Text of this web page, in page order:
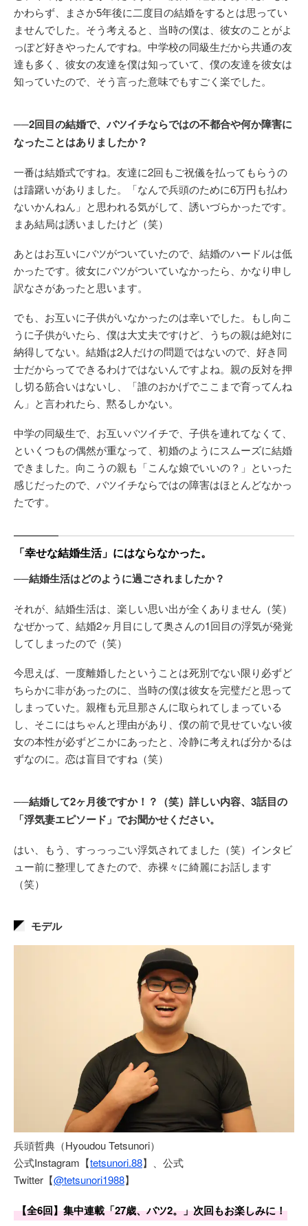
かわらず、まさか5年後に二度目の結婚をするとは思ってい
ませんでした。そう考えると、当時の僕は、彼女のことがよ
っぽど好きやったんですね。中学校の同級生だから共通の友
達も多く、彼女の友達を僕は知っていて、僕の友達を彼女は
知っていたので、そう言った意味でもすごく楽でした。
──2回目の結婚で、バツイチならではの不都合や何か障害に
なったことはありましたか？
一番は結婚式ですね。友達に2回もご祝儀を払ってもらうの
は躊躇いがありました。「なんで兵頭のために6万円も払わ
ないかんねん」と思われる気がして、誘いづらかったです。
まあ結局は誘いましたけど（笑）
あとはお互いにバツがついていたので、結婚のハードルは低
かったです。彼女にバツがついていなかったら、かなり申し
訳なさがあったと思います。
でも、お互いに子供がいなかったのは幸いでした。もし向こ
うに子供がいたら、僕は大丈夫ですけど、うちの親は絶対に
納得してない。結婚は2人だけの問題ではないので、好き同
士だからってできるわけではないんですよね。親の反対を押
し切る筋合いはないし、「誰のおかげでここまで育ってんね
ん」と言われたら、黙るしかない。
中学の同級生で、お互いバツイチで、子供を連れてなくて、
といくつもの偶然が重なって、初婚のようにスムーズに結婚
できました。向こうの親も「こんな娘でいいの？」といった
感じだったので、バツイチならではの障害はほとんどなかっ
たです。
「幸せな結婚生活」にはならなかった。
──結婚生活はどのように過ごされましたか？
それが、結婚生活は、楽しい思い出が全くありません（笑）
なぜかって、結婚2ヶ月目にして奥さんの1回目の浮気が発覚
してしまったので（笑）
今思えば、一度離婚したということは死別でない限り必ずど
ちらかに非があったのに、当時の僕は彼女を完璧だと思って
しまっていた。親権も元旦那さんに取られてしまっている
し、そこにはちゃんと理由があり、僕の前で見せていない彼
女の本性が必ずどこかにあったと、冷静に考えれば分かるは
ずなのに。恋は盲目ですね（笑）
──結婚して2ヶ月後ですか！？（笑）詳しい内容、3話目の
「浮気妻エピソード」でお聞かせください。
はい、もう、すっっっごい浮気されてました（笑）インタビ
ュー前に整理してきたので、赤裸々に綺麗にお話します
（笑）
モデル
兵頭哲典（Hyoudou Tetsunori）
公式Instagram【tetsunori.88】、公式
Twitter【@tetsunori1988】
【全6回】集中連載「27歳、バツ2。」次回もお楽しみに！